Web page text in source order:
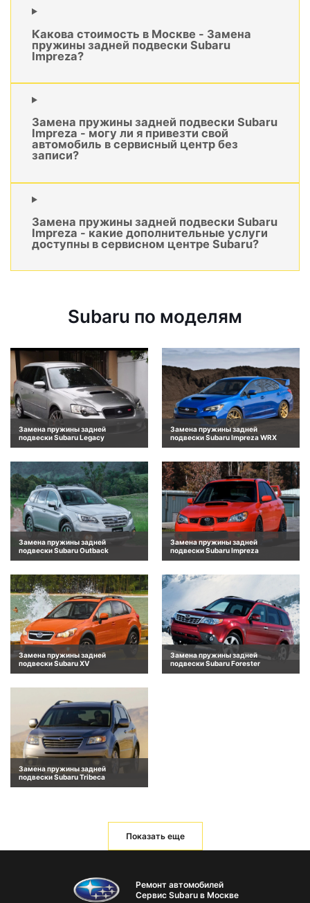
Какова стоимость в Москве - Замена
пружины задней подвески Subaru
Impreza?
Замена пружины задней подвески Subaru
Impreza - могу ли я привезти свой
автомобиль в сервисный центр без
записи?
Замена пружины задней подвески Subaru
Impreza - какие дополнительные услуги
доступны в сервисном центре Subaru?
Subaru по моделям
Замена пружины задней
подвески Subaru Legacy
Замена пружины задней
подвески Subaru Impreza WRX
Замена пружины задней
подвески Subaru Outback
Замена пружины задней
подвески Subaru Impreza
Замена пружины задней
подвески Subaru XV
Замена пружины задней
подвески Subaru Forester
Замена пружины задней
подвески Subaru Tribeca
Показать еще
Ремонт автомобилей
Сервис Subaru в Москве